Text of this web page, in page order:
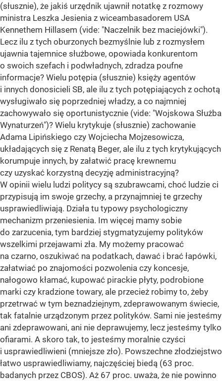
(słusznie), że jakiś urzędnik ujawnił notatkę z rozmowy
ministra Leszka Jesienia z wiceambasadorem USA
Kennethem Hillasem (vide: "Naczelnik bez maciejówki").
Lecz ilu z tych oburzonych bezmyślnie lub z rozmysłem
ujawnia tajemnice służbowe, opowiada konkurentom
o swoich szefach i podwładnych, zdradza poufne
informacje? Wielu potępia (słusznie) księży agentów
i innych donosicieli SB, ale ilu z tych potępiających z ochotą
wysługiwało się poprzedniej władzy, a co najmniej
zachowywało się oportunistycznie (vide: "Wojskowa Służba
Wynaturzeń")? Wielu krytykuje (słusznie) zachowanie
Adama Lipińskiego czy Wojciecha Mojzesowicza,
układających się z Renatą Beger, ale ilu z tych krytykujących
korumpuje innych, by załatwić pracę krewnemu
czy uzyskać korzystną decyzję administracyjną?
W opinii wielu ludzi politycy są szubrawcami, choć ludzie ci
przypisują im swoje grzechy, a przynajmniej te grzechy
usprawiedliwiają. Działa tu typowy psychologiczny
mechanizm przeniesienia. Im więcej mamy sobie
do zarzucenia, tym bardziej stygmatyzujemy polityków
wszelkimi przejawami zła. My możemy pracować
na czarno, oszukiwać na podatkach, dawać i brać łapówki,
załatwiać po znajomości pozwolenia czy koncesje,
nałogowo kłamać, kupować pirackie płyty, podrobione
marki czy kradzione towary, ale przecież robimy to, żeby
przetrwać w tym beznadziejnym, zdeprawowanym świecie,
tak fatalnie urządzonym przez polityków. Sami nie jesteśmy
ani zdeprawowani, ani nie deprawujemy, lecz jesteśmy tylko
ofiarami. A skoro tak, to jesteśmy moralnie czyści
i usprawiedliwieni (mniejsze zło). Powszechne złodziejstwo
łatwo usprawiedliwiamy, najczęściej biedą (63 proc.
badanych przez CBOS). Aż 67 proc. uważa, że nie powinno